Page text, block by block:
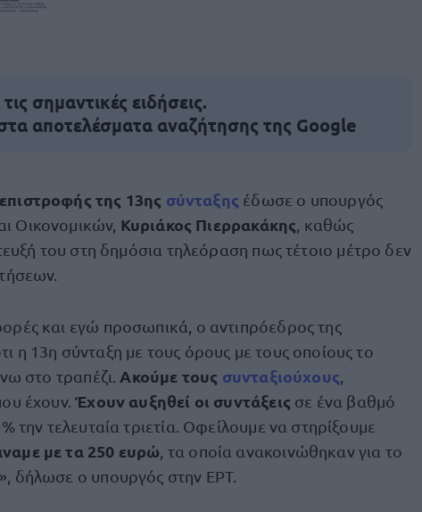
σημαντικές ειδήσεις.
αποτελέσματα αναζήτησης της Google
επιστροφής της 13ης σύνταξης έδωσε ο υπουργός
Οικονομικών, Κυριάκος Πιερρακάκης , καθώς
του στη δημόσια τηλεόραση πως τέτοιο μέτρο δεν
και εγώ προσωπικά, ο αντιπρόεδρος της
η 13η σύνταξη με τους όρους με τους οποίους το
στο τραπέζι. Ακούμε τους συνταξιούχους
έχουν.Έχουν αυξηθεί οι συντάξεις σε ένα βαθμό
την τελευταία τριετία. Οφείλουμε να στηρίξουμε
με τα 250 ευρώ , τα οποία ανακοινώθηκαν για το
δήλωσε ο υπουργός στην ΕΡΤ.